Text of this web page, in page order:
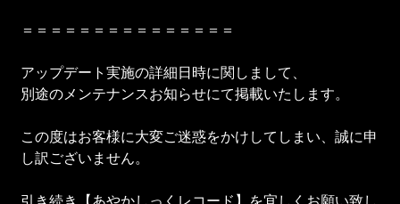
＝＝＝＝＝＝＝＝＝＝＝＝＝＝＝
アップデート実施の詳細日時に関しまして、
別途のメンテナンスお知らせにて掲載いたします。
この度はお客様に大変ご迷惑をかけしてしまい、誠に申
し訳ございません。
引き続き【あやかしっくレコード】を宜しくお願い致し